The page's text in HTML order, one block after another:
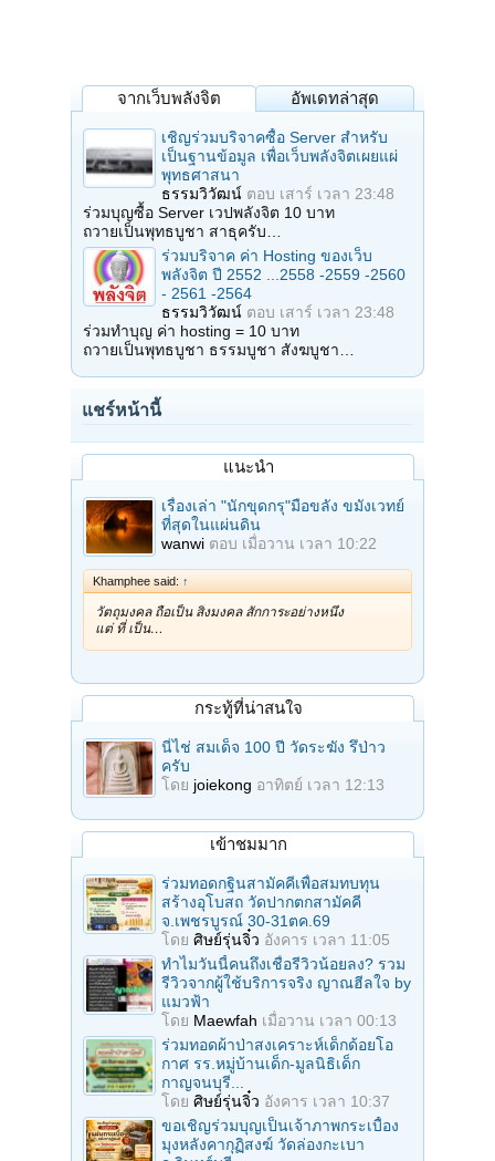
จากเว็บพลังจิต อัพเดทล่าสุด
เชิญร่วมบริจาคซื้อ Server สำหรับ
เป็นฐานข้อมูล เพื่อเว็บพลังจิตเผยแผ่
พุทธศาสนา
ธรรมวิวัฒน์ ตอบ เสาร์ เวลา 23:48
ร่วมบุญซื้อ Server เวปพลังจิต 10 บาท
ถวายเป็นพุทธบูชา สาธุครับ…
ร่วมบริจาค ค่า Hosting ของเว็บ
พลังจิต ปี 2552 ...2558 -2559 -2560
- 2561 -2564
ธรรมวิวัฒน์ ตอบ เสาร์ เวลา 23:48
ร่วมทำบุญ ค่า hosting = 10 บาท
ถวายเป็นพุทธบูชา ธรรมบูชา สังฆบูชา…
แชร์หน้านี้
แนะนำ
เรื่องเล่า "นักขุดกรุ"มือขลัง ขมังเวทย์
ที่สุดในแผ่นดิน
wanwi ตอบ เมื่อวาน เวลา 10:22
Khamphee said: ↑
วัตถุมงคล ถือเป็น สิ่งมงคล สักการะอย่างหนึ่ง
แต่ ที่ เป็น…
กระทู้ที่น่าสนใจ
นี่ไช่ สมเด็จ 100 ปี วัดระฆัง รึป่าว
ครับ
โดย joiekong อาทิตย์ เวลา 12:13
เข้าชมมาก
ร่วมทอดกฐินสามัคคีเพื่อสมทบทุน
สร้างอุโบสถ วัดปากตกสามัคคี
จ.เพชรบูรณ์ 30-31ตค.69
โดย ศิษย์รุ่นจิ๋ว อังคาร เวลา 11:05
ทำไมวันนี้คนถึงเชื่อรีวิวน้อยลง? รวม
รีวิวจากผู้ใช้บริการจริง ญาณฮีลใจ by
แมวฟ้า
โดย Maewfah เมื่อวาน เวลา 00:13
ร่วมทอดผ้าป่าสงเคราะห์เด็กด้อยโอ
กาศ รร.หมู่บ้านเด็ก-มูลนิธิเด็ก
กาญจนบุรี...
โดย ศิษย์รุ่นจิ๋ว อังคาร เวลา 10:37
ขอเชิญร่วมบุญเป็นเจ้าภาพกระเบื้อง
มุงหลังคากุฏิสงฆ์ วัดล่องกะเบา